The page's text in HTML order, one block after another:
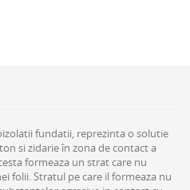
fundatii, reprezinta o solutie
si zidarie în zona de contact a
formeaza un strat care nu
folii. Stratul pe care il formeaza nu